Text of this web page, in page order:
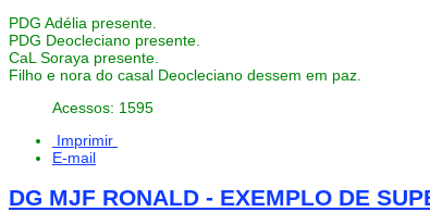
PDG Adélia presente.
PDG Deocleciano presente.
CaL Soraya presente.
Filho e nora do casal Deocleciano dessem em paz.
Acessos: 1595
Imprimir
E-mail
DG MJF RONALD - EXEMPLO DE